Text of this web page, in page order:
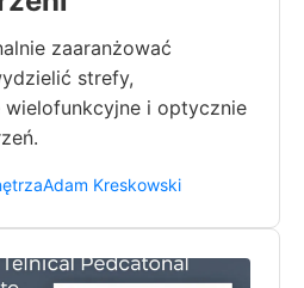
zaaranżować
strefy,
i optycznie
Adam Kreskowski